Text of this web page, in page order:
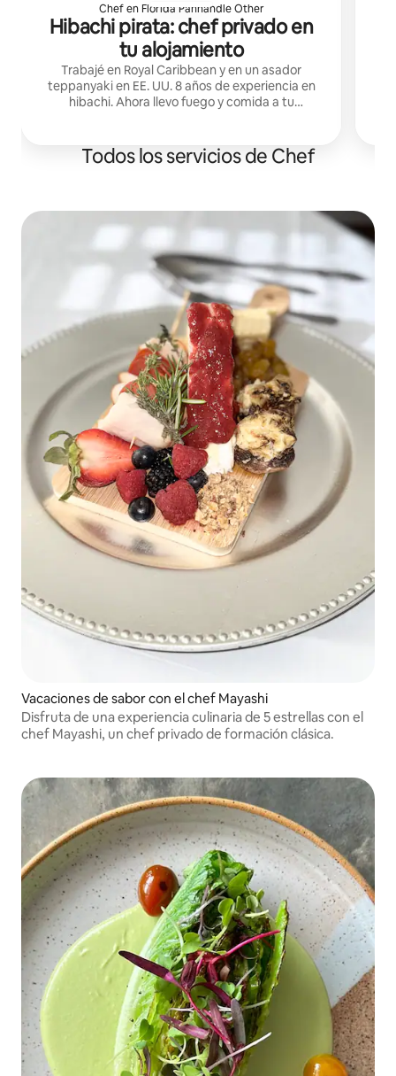
Chef en Florida Panhandle Other
Hibachi pirata: chef privado en
tu alojamiento
Trabajé en Royal Caribbean y en un asador
teppanyaki en EE. UU. 8 años de experiencia en
hibachi. Ahora llevo fuego y comida a tu
Todos los servicios de Chef
Vacaciones de sabor con el chef Mayashi
Disfruta de una experiencia culinaria de 5 estrellas con el
chef Mayashi, un chef privado de formación clásica.